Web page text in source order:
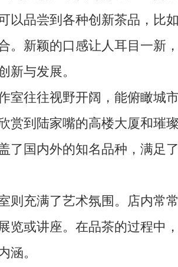
以品尝到各种创新茶品，比
。新颖的口感让人耳目一新
新与发展。
室往往视野开阔，能俯瞰城
赏到陆家嘴的高楼大厦和璀
了国内外的知名品种，满足
则充满了艺术氛围。店内常
览或讲座。在品茶的过程中
涵。